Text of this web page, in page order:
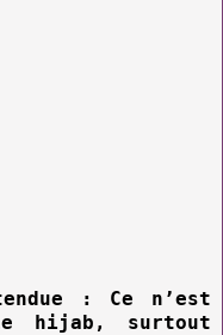
: Ce n’est
hijab, surtout